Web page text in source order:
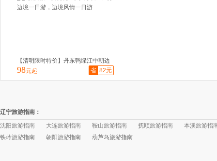
【清明限时特价】丹东鸭绿江中朝边
境一日游，边境风情一日游
98元起 省 82元
辽宁旅游指南：
沈阳旅游指南
大连旅游指南 鞍山旅游指南 抚顺旅游指南
本溪旅游指
铁岭旅游指南
朝阳旅游指南 葫芦岛旅游指南